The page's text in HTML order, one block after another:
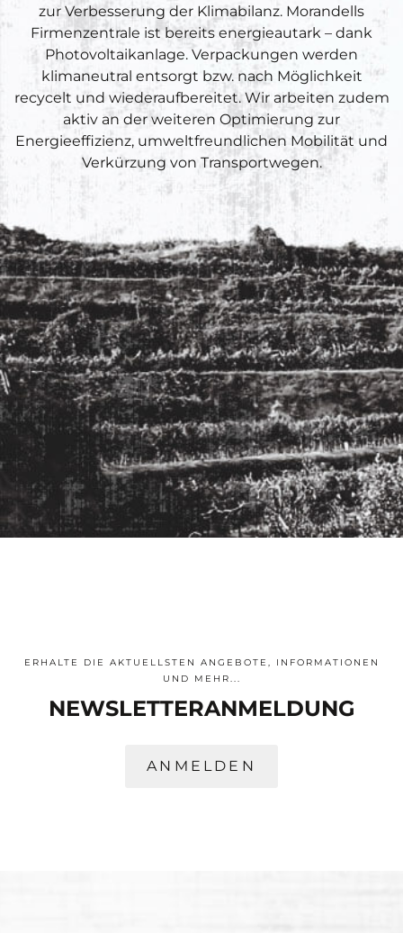
zur Verbesserung der Klimabilanz. Morandells
Firmenzentrale ist bereits energieautark – dank
Photovoltaikanlage. Verpackungen werden
klimaneutral entsorgt bzw. nach Möglichkeit
recycelt und wiederaufbereitet. Wir arbeiten zudem
aktiv an der weiteren Optimierung zur
Energieeffizienz, umweltfreundlichen Mobilität und
Verkürzung von Transportwegen.
ERHALTE DIE AKTUELLSTEN ANGEBOTE, INFORMATIONEN
UND MEHR...
NEWSLETTER­ANMELDUNG
ANMELDEN